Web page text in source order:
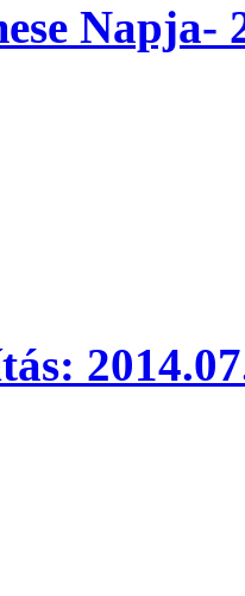
Napja-